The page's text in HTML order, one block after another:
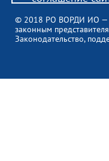
© 2018 РО ВОРДИ ИО —
законным
Законодательство,